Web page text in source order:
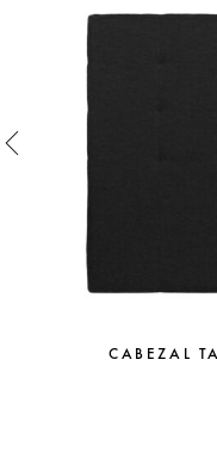
CABEZAL